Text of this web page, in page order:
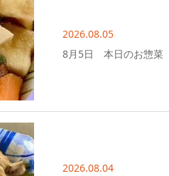
2026.08.05
8月5日 本日のお惣菜
2026.08.04